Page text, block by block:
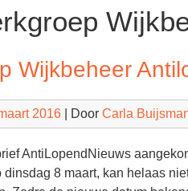
Wijkbeheer
2016 | Door Carla
AntiLopendNieuws
dinsdag 8 maart, kan helaas